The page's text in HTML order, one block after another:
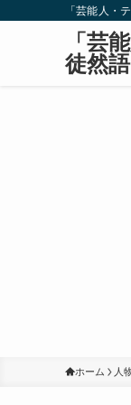
「芸能人・
「芸
徒然
ホーム 人